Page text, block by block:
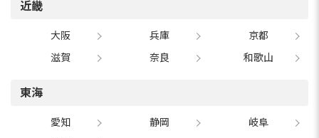
近畿
大阪 兵庫
京都
滋賀
奈良 和歌山
東海
愛知 静岡
岐阜